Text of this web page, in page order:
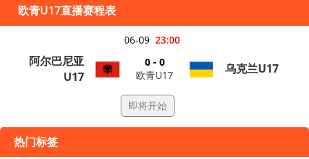
欧青U17直播赛程表
23:00
06-09
阿尔巴尼亚
U17
0 - 0
欧青U17
乌克兰U17
即将开始
热门标签